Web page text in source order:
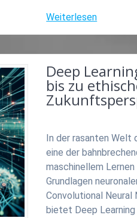
Weiterlesen
Deep
bis zu
In der rasanten Welt
eine der
maschinellem
Grundlagen
Convolutional Neural
bietet Deep